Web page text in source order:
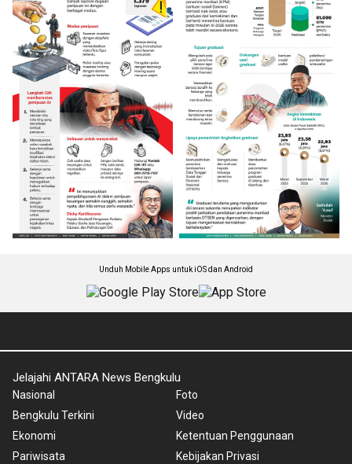
Unduh Mobile Apps untuk iOS dan Android
Jelajahi ANTARA News Bengkulu
Nasional
Bengkulu Terkini
Ekonomi
Pariwisata
Foto
Video
Ketentuan Penggunaan
Kebijakan Privasi